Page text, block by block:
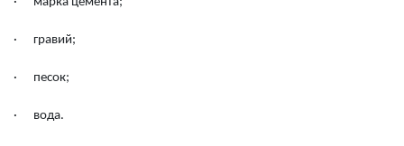
· гравий;
· песок;
· вода.